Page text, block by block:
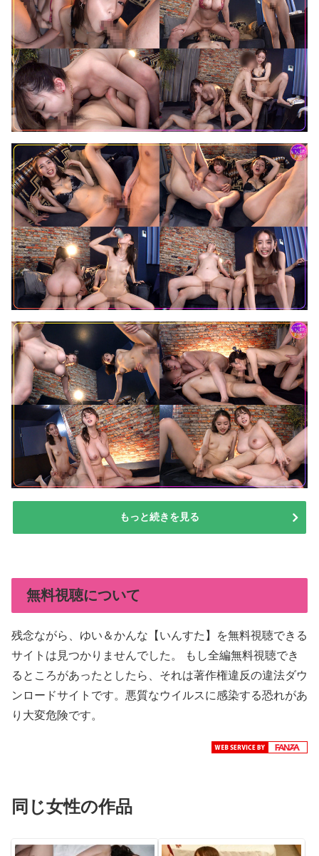
もっと続きを見る
無料視聴について
残念ながら、ゆい＆かんな【いんすた】を無料視聴できる
サイトは見つかりませんでした。 もし全編無料視聴でき
るところがあったとしたら、それは著作権違反の違法ダウ
ンロードサイトです。悪質なウイルスに感染する恐れがあ
り大変危険です。
同じ女性の作品